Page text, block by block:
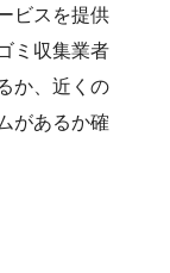
ビスを提供
ミ収集業者
か、近くの
があるか確